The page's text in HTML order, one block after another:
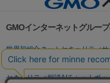
GMOインターネットグルー
世界初総合ネットセキュリティサ
パスワード漏洩診断
Webサイ
セキュリティ相談AIチャットボッ